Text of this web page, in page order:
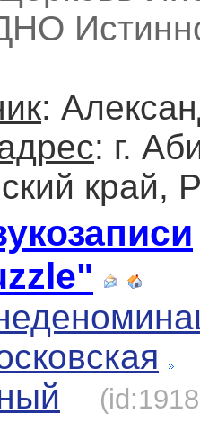
:
: г.
край,